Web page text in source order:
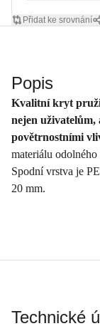
Přidat ke srovnání
Popis
Kvalitní kryt
nejen uživatelům,
povětrnostními
materiálu
Spodní vrstva je
20 mm.
Technické